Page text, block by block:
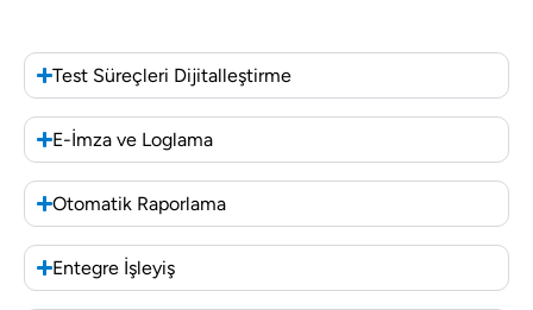
Test Süreçleri Dijitalleştirme
E-İmza ve Loglama
Otomatik Raporlama
Entegre İşleyiş